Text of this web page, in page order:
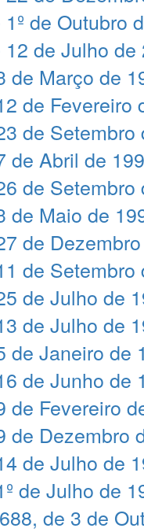
de Outubro
12 de Julho de
de Março de
de Fevereiro
de Setembro
de Abril de
de Setembro
de Maio de
de
de Setembro
de Julho de
de Julho de
de Janeiro de
de Junho de
de Fevereiro
de Dezembro
de Julho de
de Julho de
de 3 de